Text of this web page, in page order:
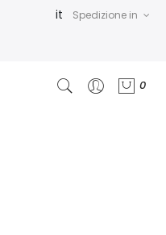
it Spedizione in
0